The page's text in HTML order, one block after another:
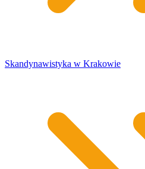
Skandynawistyka w Krakowie